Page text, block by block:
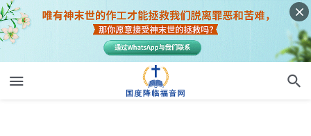
538 人对神的信如此不堪入目